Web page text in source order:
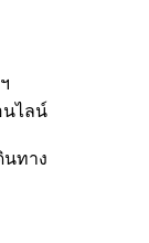
ไลน์
นทาง